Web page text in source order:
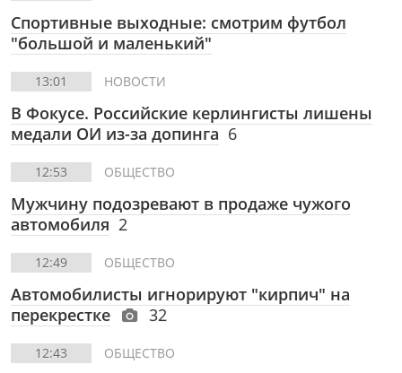
Спортивные выходные: смотрим футбол
"большой и маленький"
13:01 НОВОСТИ
В Фокусе. Российские керлингисты лишены
медали ОИ из-за допинга 6
12:53 ОБЩЕСТВО
Мужчину подозревают в продаже чужого
автомобиля 2
12:49 ОБЩЕСТВО
Автомобилисты игнорируют "кирпич" на
перекрестке
32
12:43 ОБЩЕСТВО